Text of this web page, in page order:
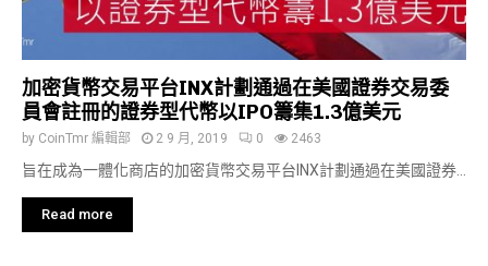
加密貨幣交易平台INX計劃通過在美國證券交易委
員會註冊的證券型代幣以IPO籌集1.3億美元
by CoinTmr 編輯部 2 9 月, 2019 0 2463
旨在成為一體化商店的加密貨幣交易平台INX計劃通過在美國證券...
Read more